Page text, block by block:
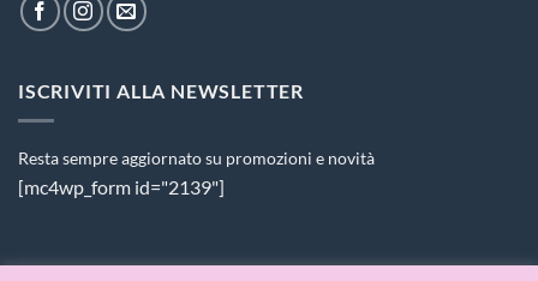
ISCRIVITI ALLA NEWSLETTER
Resta sempre aggiornato su promozioni e novità
[mc4wp_form id="2139"]
PAGAMENTI ACCETTATI